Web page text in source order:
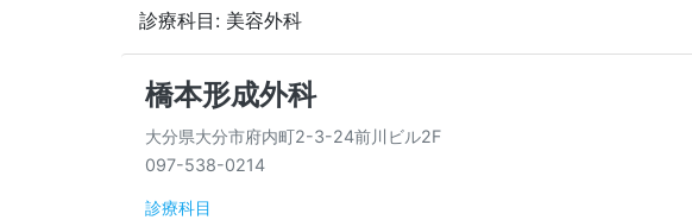
診療科目: 美容外科
橋本形成外科
大分県大分市府内町2-3-24前川ビル2F
097-538-0214
診療科目